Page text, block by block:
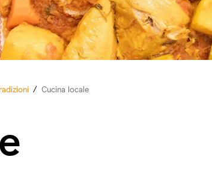
/ Cucina locale